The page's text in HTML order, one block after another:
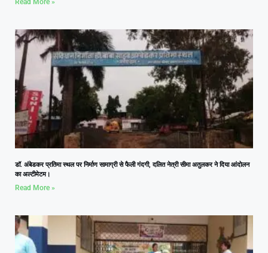
Read More »
डॉ. अंबेडकर प्रतिमा स्थल पर निर्माण सामाग्री से फैली गंदगी, दलित नेत्री सीमा अतुलकर ने दिया आंदोलन
का अल्टीमेटम।
Read More »